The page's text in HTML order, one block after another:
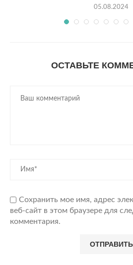
05.08.2024
ОСТАВЬТЕ
Сохранить мое имя, адрес
веб-сайт в этом браузере для
комментария.